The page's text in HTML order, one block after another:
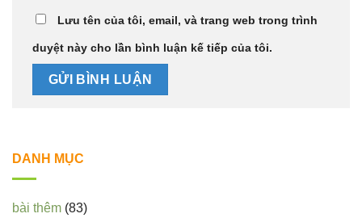
Lưu tên của tôi, email, và trang web trong trình
duyệt này cho lần bình luận kế tiếp của tôi.
DANH MỤC
bài thêm (83)